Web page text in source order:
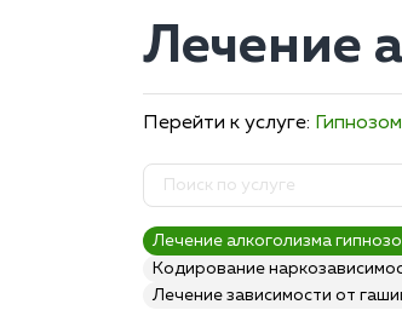
Лечение
Перейти к услуге: Гипнозом
Лечение алкоголизма
Кодирование
Лечение зависимости от